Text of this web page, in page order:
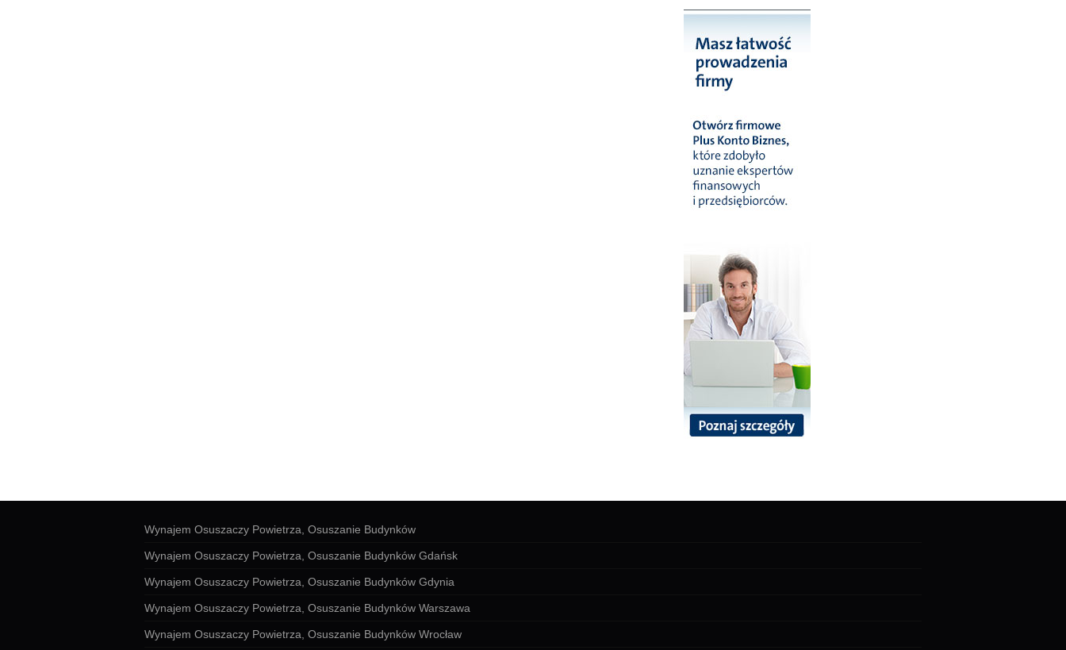
Wynajem Osuszaczy Powietrza, Osuszanie Budynków
Wynajem Osuszaczy Powietrza, Osuszanie Budynków Gdańsk
Wynajem Osuszaczy Powietrza, Osuszanie Budynków Gdynia
Wynajem Osuszaczy Powietrza, Osuszanie Budynków Warszawa
Wynajem Osuszaczy Powietrza, Osuszanie Budynków Wrocław